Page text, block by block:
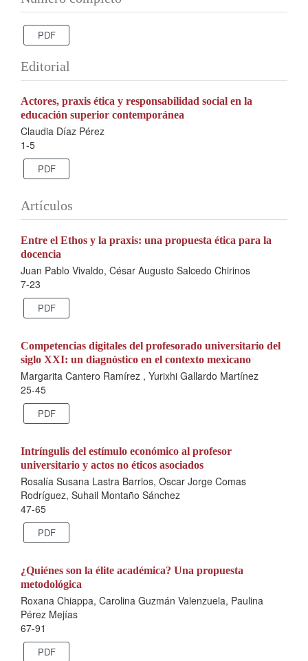
PDF
Editorial
Actores, praxis ética y responsabilidad social en la
educación superior contemporánea
Claudia Díaz Pérez
1-5
PDF
Artículos
Entre el Ethos y la praxis: una propuesta ética para la
docencia
Juan Pablo Vivaldo, César Augusto Salcedo Chirinos
7-23
PDF
Competencias digitales del profesorado universitario del
siglo XXI: un diagnóstico en el contexto mexicano
Margarita Cantero Ramírez , Yurixhi Gallardo Martínez
25-45
PDF
Intríngulis del estímulo económico al profesor
universitario y actos no éticos asociados
Rosalía Susana Lastra Barrios, Oscar Jorge Comas
Rodríguez, Suhail Montaño Sánchez
47-65
PDF
¿Quiénes son la élite académica? Una propuesta
metodológica
Roxana Chiappa, Carolina Guzmán Valenzuela, Paulina
Pérez Mejías
67-91
PDF